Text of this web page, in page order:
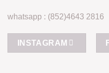
whatsapp : (852)4643 2816
INSTAGRAM